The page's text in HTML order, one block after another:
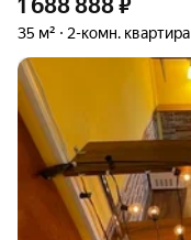
1 688 888₽
35 м² 2-комн. квартира